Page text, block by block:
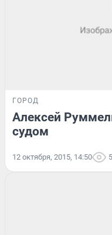
ГОРОД
Алексей
судом
12 октября, 2015, 14:50